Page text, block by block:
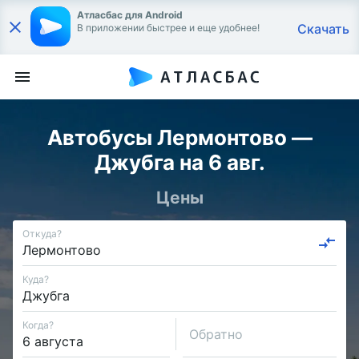
Атласбас для Android
В приложении быстрее и еще удобнее!
Скачать
Автобусы Лермонтово —
Джубга на 6 авг.
Цены
Откуда?
Куда?
Когда?
Обратно